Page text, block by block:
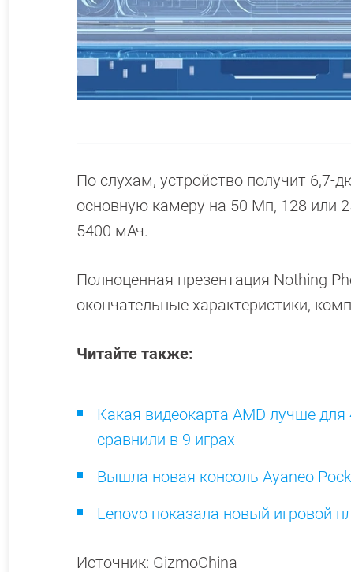
По слухам, устройство получит 6,7-
основную камеру на 50 Мп, 128 или
5400 мАч.
Полноценная презентация Nothing
окончательные характеристики,
Читайте также:
Какая видеокарта AMD лучше
сравнили в 9 играх
Вышла новая консоль Ayaneo
Lenovo показала новый игровой
Источник: GizmoChina